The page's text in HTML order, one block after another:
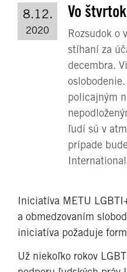
8.12.
2020
Vo
Rozsudok o
stíhaní za
decembra.
policajným
ľudí sú v
prípade
Iniciatíva METU
a obmedzovaním
iniciatíva požaduje
Už niekoľko rokov